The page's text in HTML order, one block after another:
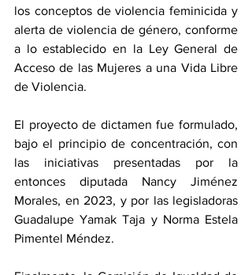
los conceptos de violencia feminicida y
alerta de violencia de género, conforme
a lo establecido en la Ley General de
Acceso de las Mujeres a una Vida Libre
de Violencia.
El proyecto de dictamen fue formulado,
bajo el principio de concentración, con
las iniciativas presentadas por la
entonces diputada Nancy Jiménez
Morales, en 2023, y por las legisladoras
Guadalupe Yamak Taja y Norma Estela
Pimentel Méndez.